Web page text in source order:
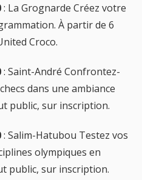
: La Grognarde Créez votre
À partir de 6
Croco.
: Saint-André Confrontez-
dans une ambiance
public, sur inscription.
: Salim-Hatubou Testez vos
olympiques en
public, sur inscription.